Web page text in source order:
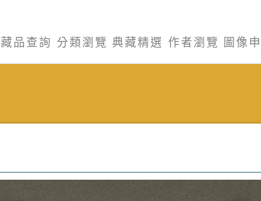
藏品查詢 分類瀏覽 典藏精選 作者瀏覽 圖像